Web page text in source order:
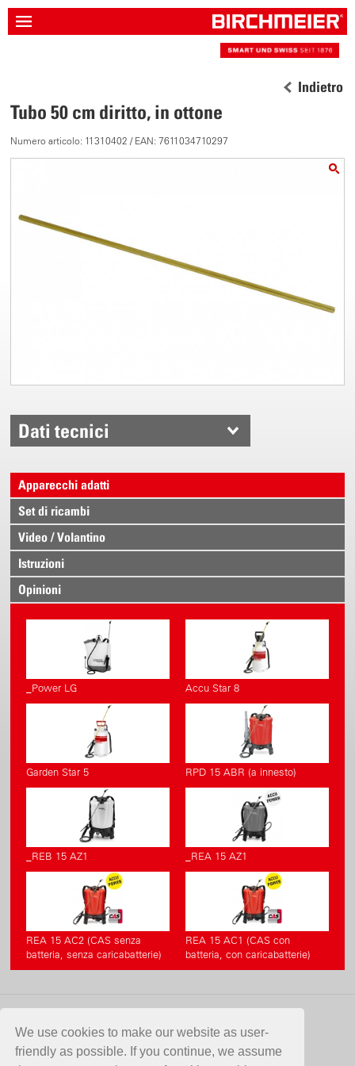
We use cookies to make our website as user-
friendly as possible. If you continue, we assume
Indietro
Tubo 50 cm diritto, in ottone
Numero articolo: 11310402 / EAN: 7611034710297
Dati tecnici
Apparecchi adatti
Set di ricambi
Video / Volantino
Istruzioni
Opinioni
_Power LG Accu Star 8
Garden Star 5 RPD 15 ABR (a innesto)
_REB 15 AZ1 _REA 15 AZ1
REA 15 AC2 (CAS senza
batteria, senza caricabatterie)
REA 15 AC1 (CAS con
batteria, con caricabatterie)
CONTATTO